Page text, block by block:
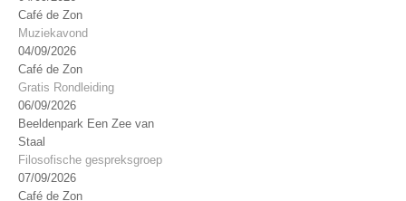
Café de Zon
Muziekavond
04/09/2026
Café de Zon
Gratis Rondleiding
06/09/2026
Beeldenpark Een Zee van
Staal
Filosofische gespreksgroep
07/09/2026
Café de Zon